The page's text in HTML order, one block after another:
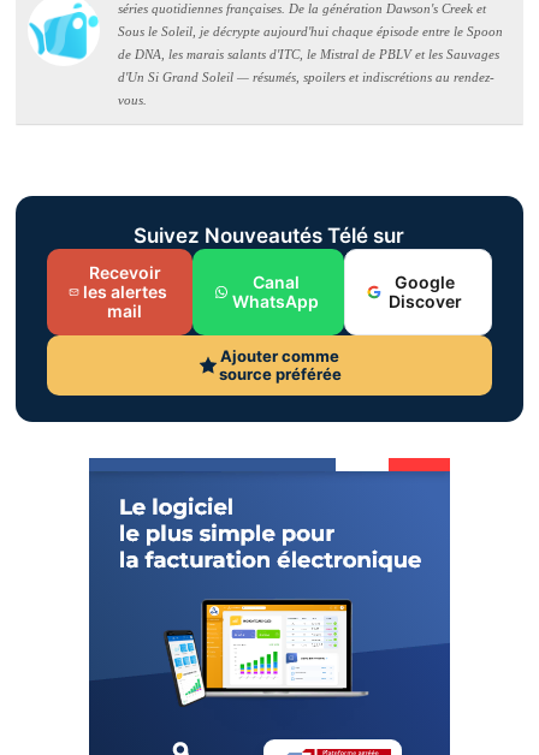
séries quotidiennes françaises. De la génération Dawson's Creek et
Sous le Soleil, je décrypte aujourd'hui chaque épisode entre le Spoon
de DNA, les marais salants d'ITC, le Mistral de PBLV et les Sauvages
d'Un Si Grand Soleil — résumés, spoilers et indiscrétions au rendez-
vous.
Suivez Nouveautés Télé sur
Recevoir
les alertes
mail
Canal
WhatsApp
Google
Discover
Ajouter comme
source préférée